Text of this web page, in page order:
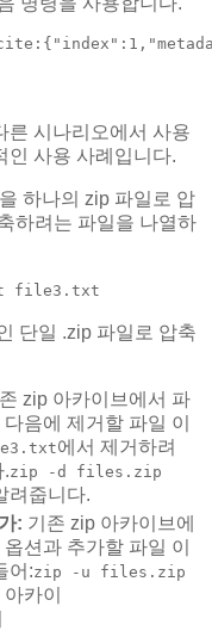
른 시나리오에서 사용
인 사용 사례입니다.
하나의 zip 파일로 압
하려는 파일을 나열하
file3.txt
단일 .zip 파일로 압축
zip 아카이브에서 파
음에 제거할 파일 이
에서 제거하려
.zip -d files.zip
려줍니다.
: 기존 zip 아카이브에
션과 추가할 파일 이
어:zip -u files.zip
카이